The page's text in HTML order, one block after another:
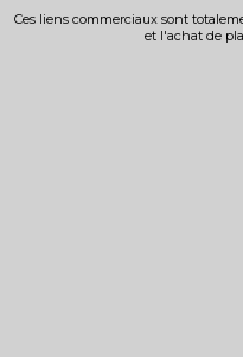
Ces liens commerciaux sont
et l'achat de